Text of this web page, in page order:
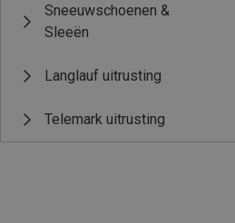
Sneeuwschoenen &
Sleeën
Langlauf uitrusting
Telemark uitrusting